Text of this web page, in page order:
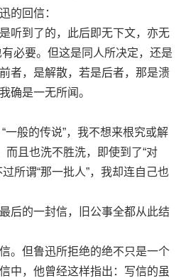
的回信：
到了的，此后即无下文，亦无
必要。但这是同人所决定，还是
者，是解散，若是后者，那是溃
确是一无所闻。
般的传说”，我不想来根究或解
而且也洗不胜洗，即使到了“对
所谓“那一批人”，我却连自己也
的一封信，旧公事全都从此结
但鲁迅所拒绝的绝不只是一个
中，他曾经这样指出：写信的虽